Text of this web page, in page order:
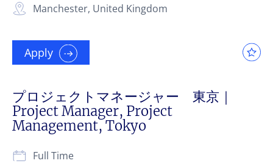
Manchester, United Kingdom
Apply
プロジェクトマネージャー 東京｜
Project Manager, Project
Management, Tokyo
Full Time